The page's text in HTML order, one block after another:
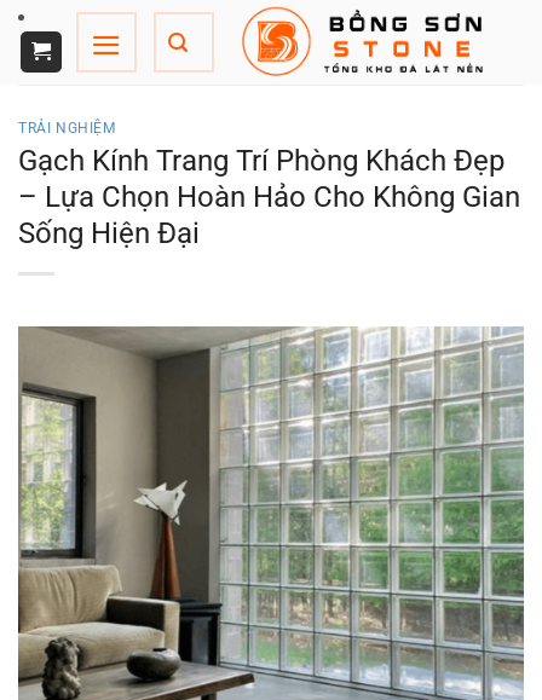
Chuyển
đến
nội
TRẢI NGHIỆM
Gạch Kính Trang Trí Phòng Khách Đẹp
– Lựa Chọn Hoàn Hảo Cho Không Gian
Sống Hiện Đại